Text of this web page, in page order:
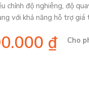
chỉnh độ nghiêng, độ
với khả năng hỗ trợ giá
₫ Cho